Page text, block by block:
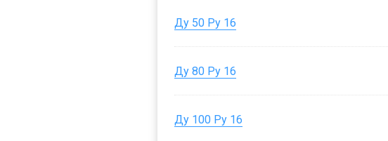
Ду 50 Ру 16
Ду 80 Ру 16
Ду 100 Ру 16